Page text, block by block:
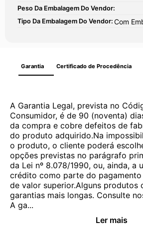
Peso Da Embalagem Do Vendor:
Tipo Da Embalagem Do Vendor: Com
Garantia Certificado de Procedência
A Garantia Legal, prevista no
Consumidor, é de 90 (noventa)
da compra e cobre defeitos de
do produto adquirido.Na
o produto, o cliente poderá
opções previstas no parágrafo
da Lei nº 8.078/1990, ou, ainda, a
crédito como parte do
de valor superior.Alguns produtos
garantias mais longas. Consulte
A ga...
Ler mais